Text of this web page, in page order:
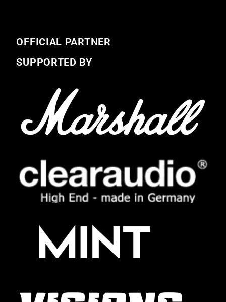
OFFICIAL PARTNER
SUPPORTED BY